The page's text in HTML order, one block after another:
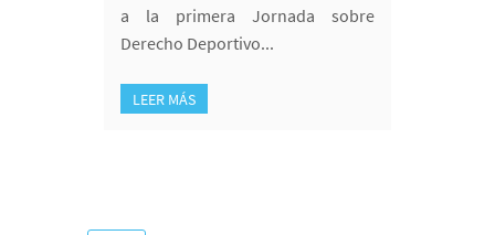
a la primera Jornada sobre
Derecho Deportivo...
LEER MÁS